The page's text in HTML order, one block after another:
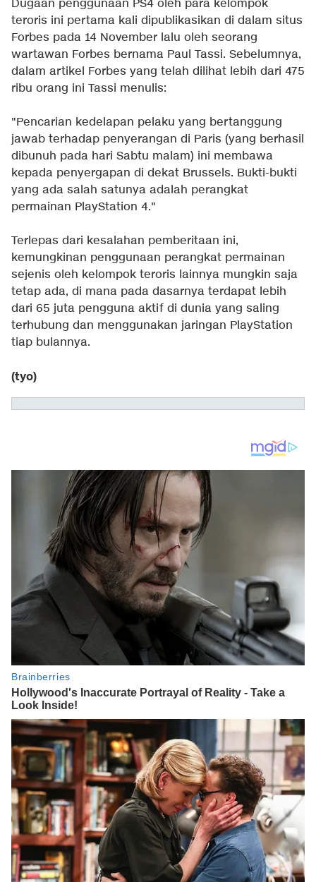
Dugaan penggunaan PS4 oleh para kelompok
teroris ini pertama kali dipublikasikan di dalam situs
Forbes pada 14 November lalu oleh seorang
wartawan Forbes bernama Paul Tassi. Sebelumnya,
dalam artikel Forbes yang telah dilihat lebih dari 475
ribu orang ini Tassi menulis:
"Pencarian kedelapan pelaku yang bertanggung
jawab terhadap penyerangan di Paris (yang berhasil
dibunuh pada hari Sabtu malam) ini membawa
kepada penyergapan di dekat Brussels. Bukti-bukti
yang ada salah satunya adalah perangkat
permainan PlayStation 4."
Terlepas dari kesalahan pemberitaan ini,
kemungkinan penggunaan perangkat permainan
sejenis oleh kelompok teroris lainnya mungkin saja
tetap ada, di mana pada dasarnya terdapat lebih
dari 65 juta pengguna aktif di dunia yang saling
terhubung dan menggunakan jaringan PlayStation
tiap bulannya.
(tyo)